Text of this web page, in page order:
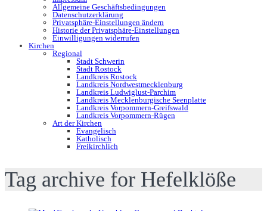
Allgemeine Geschäftsbedingungen
Datenschutzerklärung
Privatsphäre-Einstellungen ändern
Historie der Privatsphäre-Einstellungen
Einwilligungen widerrufen
Kirchen
Regional
Stadt Schwerin
Stadt Rostock
Landkreis Rostock
Landkreis Nordwestmecklenburg
Landkreis Ludwiglust-Parchim
Landkreis Mecklenburgische Seenplatte
Landkreis Vorpommern-Greifswald
Landkreis Vorpommern-Rügen
Art der Kirchen
Evangelisch
Katholisch
Freikirchlich
Tag archive for Hefelklöße